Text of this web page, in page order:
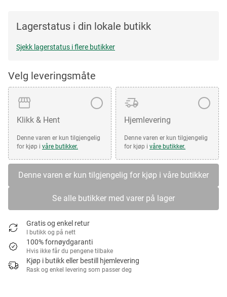
Lagerstatus i din lokale butikk
Sjekk lagerstatus i flere butikker
Velg leveringsmåte
Klikk & Hent
Denne varen er kun tilgjengelig
for kjøp i våre butikker.
Hjemlevering
Denne varen er kun tilgjengelig
for kjøp i våre butikker.
Denne varen er kun tilgjengelig for kjøp i våre butikker
Se alle butikker med varer på lager
Gratis og enkel retur
I butikk og på nett
100% fornøydgaranti
Hvis ikke får du pengene tilbake
Kjøp i butikk eller bestill hjemlevering
Rask og enkel levering som passer deg